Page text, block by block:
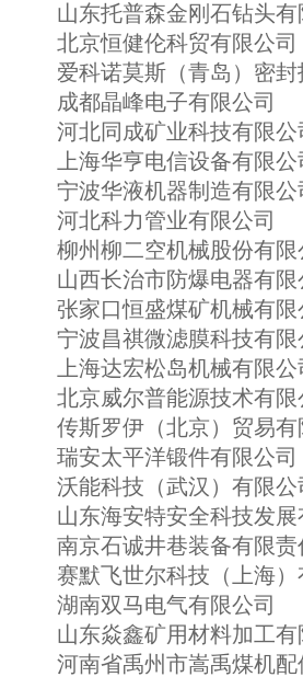
山东托普森金刚石钻头
北京恒健伦科贸有限公司
爱科诺莫斯（青岛）密
成都晶峰电子有限公司
河北同成矿业科技有限公
上海华亨电信设备有限公
宁波华液机器制造有限公
河北科力管业有限公司
柳州柳二空机械股份有限
山西长治市防爆电器有限
张家口恒盛煤矿机械有限
宁波昌祺微滤膜科技有限
上海达宏松岛机械有限公
北京威尔普能源技术有限
传斯罗伊（北京）贸易有
瑞安太平洋锻件有限公司
沃能科技（武汉）有限公
山东海安特安全科技发
南京石诚井巷装备有限责
赛默飞世尔科技（上海
湖南双马电气有限公司
山东焱鑫矿用材料加工
河南省禹州市嵩禹煤机